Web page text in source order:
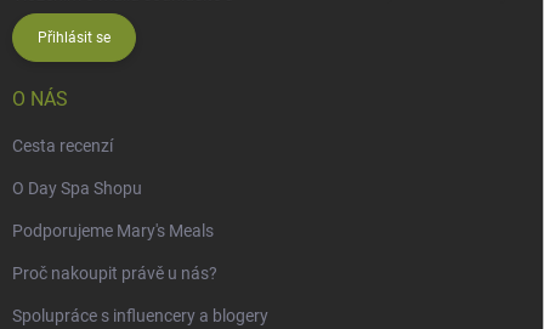
Přihlásit se
O NÁS
Cesta recenzí
O Day Spa Shopu
Podporujeme Mary's Meals
Proč nakoupit právě u nás?
Spolupráce s influencery a blogery